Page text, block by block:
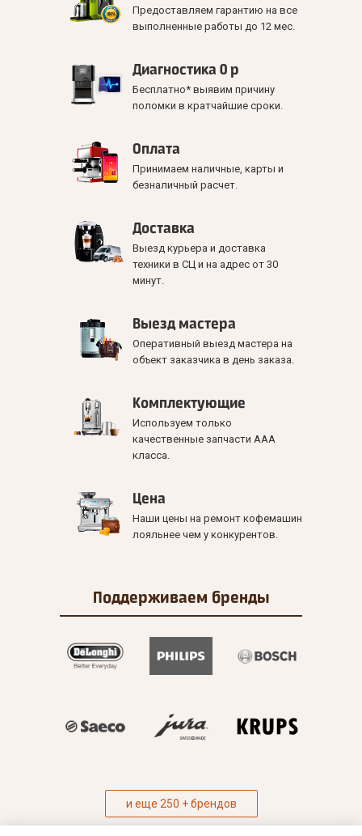
Предоставляем гарантию на все
выполненные работы до 12 мес.
Диагностика 0 р
Бесплатно* выявим причину
поломки в кратчайшие сроки.
Оплата
Принимаем наличные, карты и
безналичный расчет.
Доставка
Выезд курьера и доставка
техники в СЦ и на адрес от 30
минут.
Выезд мастера
Оперативный выезд мастера на
объект заказчика в день заказа.
Комплектующие
Используем только
качественные запчасти ААА
класса.
Цена
Наши цены на ремонт кофемашин
лояльнее чем у конкурентов.
Поддерживаем бренды
и еще 250 + брендов